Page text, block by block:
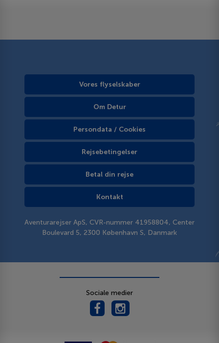
Vores flyselskaber
Om Detur
Persondata / Cookies
Rejsebetingelser
Betal din rejse
Kontakt
Aventurarejser ApS, CVR-nummer 41958804, Center
Boulevard 5, 2300 København S, Danmark
Sociale medier